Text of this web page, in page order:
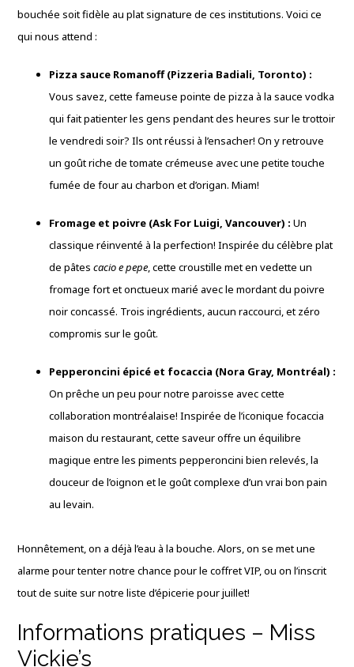
bouchée soit fidèle au plat signature de ces institutions. Voici ce
qui nous attend :
Pizza sauce Romanoff (Pizzeria Badiali, Toronto) :
Vous savez, cette fameuse pointe de pizza à la sauce vodka
qui fait patienter les gens pendant des heures sur le trottoir
le vendredi soir? Ils ont réussi à l’ensacher! On y retrouve
un goût riche de tomate crémeuse avec une petite touche
fumée de four au charbon et d’origan. Miam!
Fromage et poivre (Ask For Luigi, Vancouver) : Un
classique réinventé à la perfection! Inspirée du célèbre plat
de pâtescacio e pepe, cette croustille met en vedette un
fromage fort et onctueux marié avec le mordant du poivre
noir concassé. Trois ingrédients, aucun raccourci, et zéro
compromis sur le goût.
Pepperoncini épicé et focaccia (Nora Gray, Montréal) :
On prêche un peu pour notre paroisse avec cette
collaboration montréalaise! Inspirée de l’iconique focaccia
maison du restaurant, cette saveur offre un équilibre
magique entre les piments pepperoncini bien relevés, la
douceur de l’oignon et le goût complexe d’un vrai bon pain
au levain.
Honnêtement, on a déjà l’eau à la bouche. Alors, on se met une
alarme pour tenter notre chance pour le coffret VIP, ou on l’inscrit
tout de suite sur notre liste d’épicerie pour juillet!
Informations pratiques – Miss
Vickie’s